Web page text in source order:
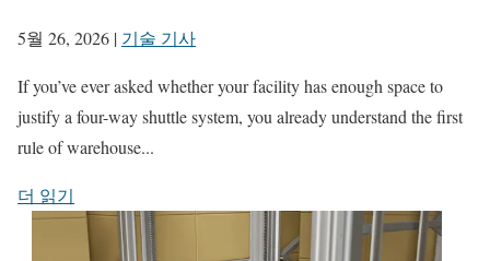
5월 26, 2026 | 기술 기사
If you’ve ever asked whether your facility has enough space to
justify a four-way shuttle system, you already understand the first
rule of warehouse...
더 읽기